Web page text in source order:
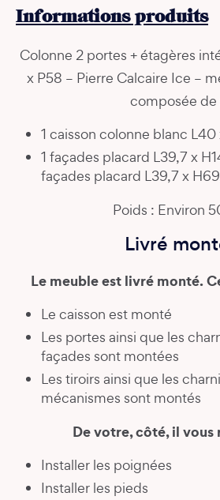
Informationsproduits
Colonne 2 portes + étagères
x P58 – Pierre Calcaire Ice –
composée de
1 caisson colonne blanc
1 façades placard L39,7 x
façades placard L39,7 x
Poids : Environ
Livré
Le meuble est livré monté.
Le caisson est monté
Les portes ainsi que les
façades sont montées
Les tiroirs ainsi que les
mécanismes sont montés
De votre, côté, il vous
Installer les poignées
Installer les pieds